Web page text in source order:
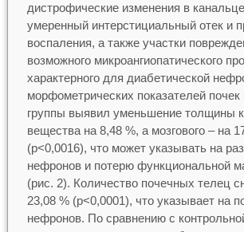
дистрофические изменения в
умеренный интерстициальный отек и
воспаления, а также участки
возможного микроангиопатического
характерного для диабетической
морфометрических показателей почек
группы выявил уменьшение толщины
вещества на 8,48 %, а мозгового – на
(р<0,0016), что может указывать на
нефронов и потерю функциональной
(рис. 2). Количество почечных телец
23,08 % (р<0,0001), что указывает на
нефронов. По сравнению с